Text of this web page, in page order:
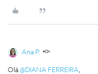
Ana P.
Olá@DIANA FERREIRA,